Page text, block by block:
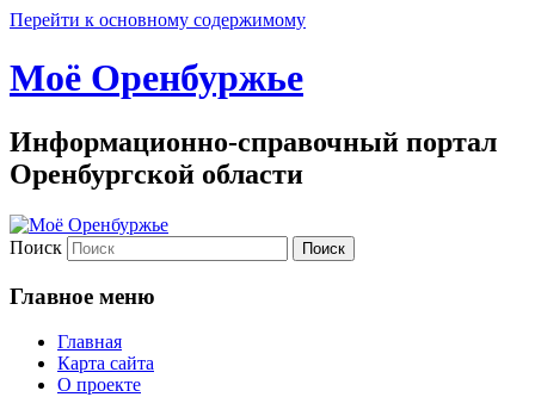
Перейти к основному содержимому
Моё Оренбуржье
Информационно-справочный портал
Оренбургской области
Поиск
Главное меню
Главная
Карта сайта
О проекте